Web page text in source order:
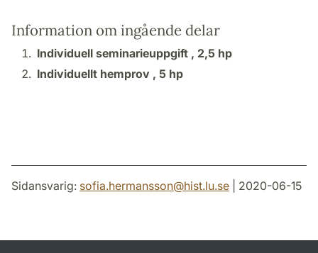
Information om ingående delar
Individuell seminarieuppgift , 2,5 hp
Individuellt hemprov , 5 hp
Sidansvarig: sofia.hermansson@hist.lu.se | 2020-06-15